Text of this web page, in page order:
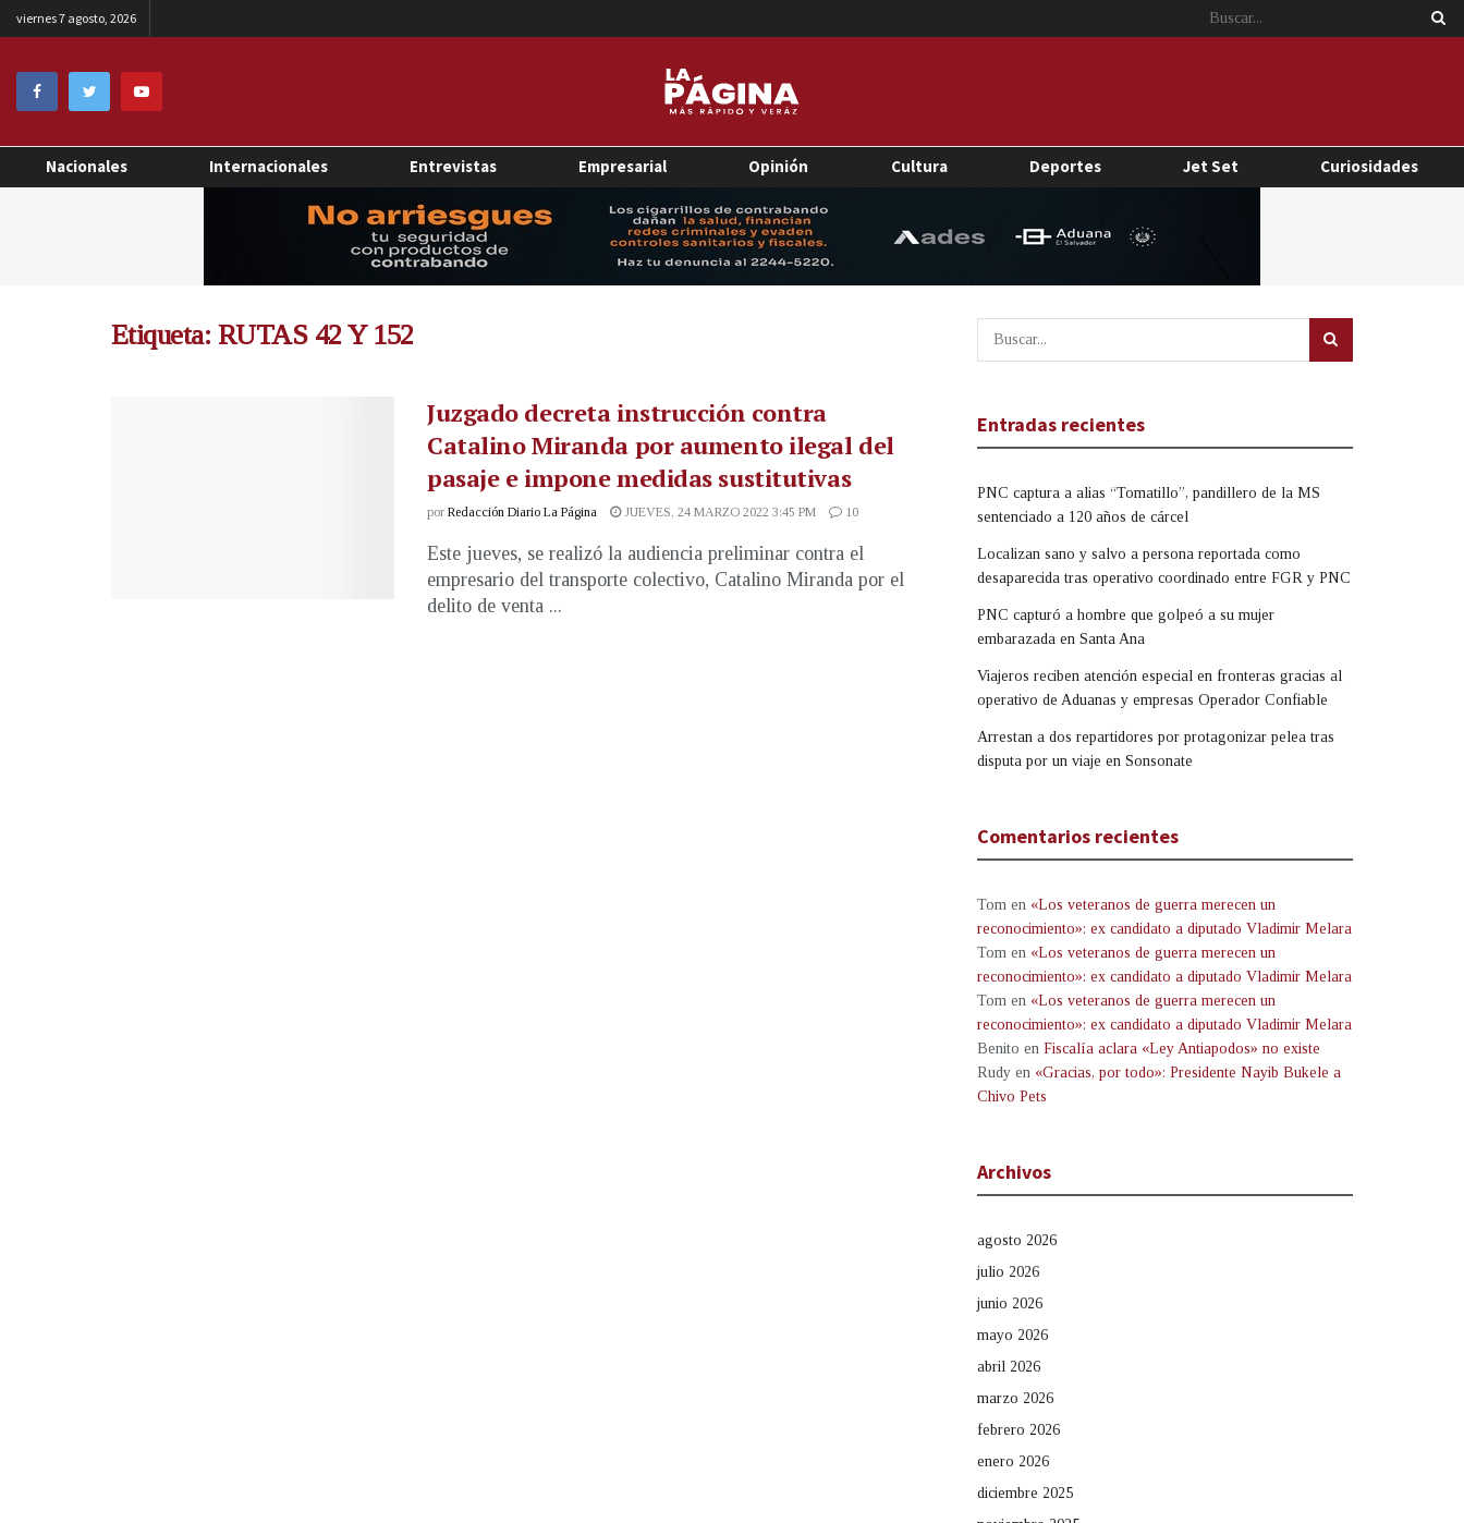
viernes 7 agosto, 2026
Nacionales Internacionales Entrevistas Empresarial Opinión Cultura Deportes Jet Set Curiosidades
Etiqueta: RUTAS 42 Y 152
Juzgado decreta instrucción contra
Catalino Miranda por aumento ilegal del
pasaje e impone medidas sustitutivas
por Redacción Diario La Página JUEVES, 24 MARZO 2022 3:45 PM 10
Este jueves, se realizó la audiencia preliminar contra el
empresario del transporte colectivo, Catalino Miranda por el
delito de venta ...
Entradas recientes
PNC captura a alias “Tomatillo”, pandillero de la MS
sentenciado a 120 años de cárcel
Localizan sano y salvo a persona reportada como
desaparecida tras operativo coordinado entre FGR y PNC
PNC capturó a hombre que golpeó a su mujer
embarazada en Santa Ana
Viajeros reciben atención especial en fronteras gracias al
operativo de Aduanas y empresas Operador Confiable
Arrestan a dos repartidores por protagonizar pelea tras
disputa por un viaje en Sonsonate
Comentarios recientes
Tom en «Los veteranos de guerra merecen un
reconocimiento»: ex candidato a diputado Vladimir Melara
Tom en «Los veteranos de guerra merecen un
reconocimiento»: ex candidato a diputado Vladimir Melara
Tom en «Los veteranos de guerra merecen un
reconocimiento»: ex candidato a diputado Vladimir Melara
Benito en Fiscalía aclara «Ley Antiapodos» no existe
Rudy en «Gracias, por todo»: Presidente Nayib Bukele a
Chivo Pets
Archivos
agosto 2026
julio 2026
junio 2026
mayo 2026
abril 2026
marzo 2026
febrero 2026
enero 2026
diciembre 2025